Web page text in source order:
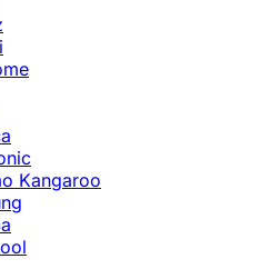
Kangaroo